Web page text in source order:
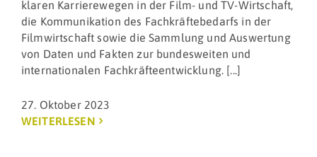
klaren Karrierewegen in der Film- und TV-Wirtschaft,
die Kommunikation des Fachkräftebedarfs in der
Filmwirtschaft sowie die Sammlung und Auswertung
von Daten und Fakten zur bundesweiten und
internationalen Fachkräfteentwicklung. [...]
27. Oktober 2023
WEITERLESEN